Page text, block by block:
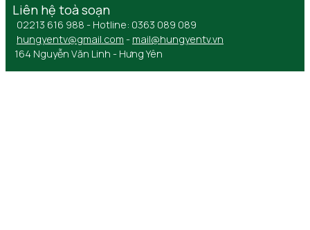
Liên hệ toà soạn
02213 616 988 - Hotline: 0363 089 089
hungyentv@gmail.com - mail@hungyentv.vn
164 Nguyễn Văn Linh - Hưng Yên